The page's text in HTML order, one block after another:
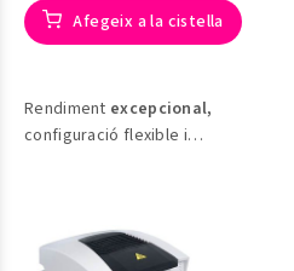
Afegeix a la cistella
Rendiment excepcional,
configuració flexible i